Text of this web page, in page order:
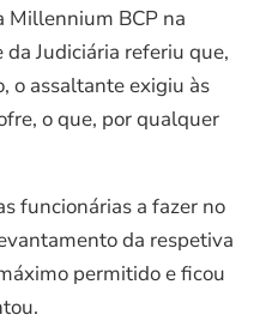
Millennium BCP na
Judiciária referiu que,
o assaltante exigiu às
o que, por qualquer
funcionárias a fazer no
da respetiva
permitido e ficou